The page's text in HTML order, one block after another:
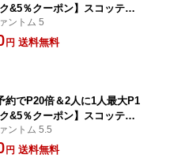
&5％クーポン】スコッティ
SCOTTY CAMERON 2024
5 パター ファントム 5
ントム 5
円 送料無料
約でP20倍＆2人に1人最大P1
&5％クーポン】スコッティ
SCOTTY CAMERON 2024
5.5 パター ファントム 5.5
ントム 5.5
円 送料無料